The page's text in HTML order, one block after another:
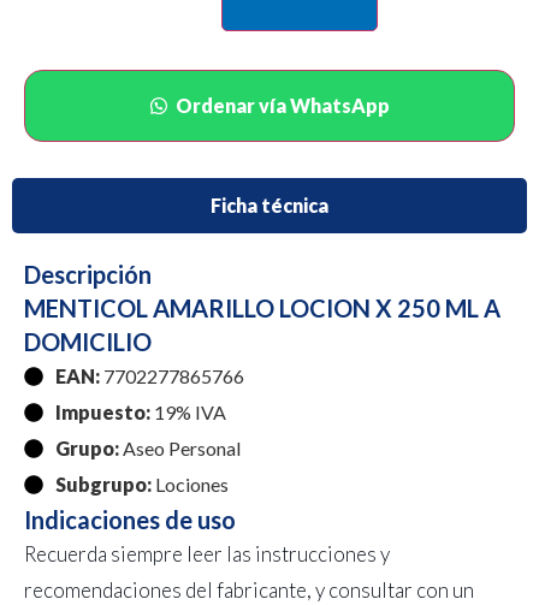
Ordenar vía WhatsApp
Ficha técnica
Descripción
MENTICOL AMARILLO LOCION X 250 ML A
DOMICILIO
EAN: 7702277865766
Impuesto: 19% IVA
Grupo:Aseo Personal
Subgrupo: Lociones
Indicaciones de uso
Recuerda siempre leer las instrucciones y
recomendaciones del fabricante, y consultar con un